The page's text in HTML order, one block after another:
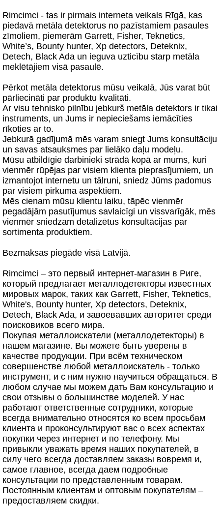
Rimcimci - tas ir pirmais interneta veikals Rīgā, kas
piedavā metāla detektorus no pazīstamiem pasaules
zīmoliem, piemerām Garrett, Fisher, Teknetics,
White’s, Bounty hunter, Xp detectors, Deteknix,
Detech, Black Ada un ieguva uzticību starp metāla
meklētājiem visā pasaulē.
Pērkot metāla detektorus mūsu veikalā, Jūs varat būt
pārliecināti par produktu kvalitāti.
Ar visu tehnisko pilnību jebkurš metāla detektors ir tikai
instruments, un Jums ir nepieciešams iemācīties
rīkoties ar to.
Jebkurā gadījumā mēs varam sniegt Jums konsultāciju
un savas atsauksmes par lielāko daļu modeļu.
Mūsu atbildīgie darbinieki strādā kopā ar mums, kuri
vienmēr rūpējas par visiem klienta pieprasījumiem, un
izmantojot internetu un tālruni, sniedz Jūms padomus
par visiem pirkuma aspektiem.
Mēs cienam mūsu klientu laiku, tāpēc vienmēr
pegadājām pasutījumus savlaicīgi un vissvarīgāk, mēs
vienmēr sniedzam detalizētus konsultācijas par
sortimenta produktiem.
Bezmaksas piegāde visā Latvijā.
Rimcimci – это первый интернет-магазин в Риге,
который предлагает металлодетекторы известных
мировых марок, таких как Garrett, Fisher, Teknetics,
White's, Bounty hunter, Xp detectors, Deteknix,
Detech, Black Ada, и завоевавших авторитет среди
поисковиков всего мира.
Покупая металлоискатели (металлодетекторы) в
нашем магазине. Вы можете быть уверены в
качестве продукции. При всём техническом
совершенстве любой металлоискатель - только
инструмент, и с ним нужно научиться обращаться. В
любом случае мы можем дать Вам консультацию и
свои отзывы о большинстве моделей. У нас
работают ответственные сотрудники, которые
всегда внимательно относятся ко всем просьбам
клиента и проконсультируют вас о всех аспектах
покупки через интернет и по телефону. Мы
привыкли уважать время наших покупателей, в
силу чего всегда доставляем заказы вовремя и,
самое главное, всегда даем подробные
консультации по представленным товарам.
Постоянным клиентам и оптовым покупателям –
предоставляем скидки.